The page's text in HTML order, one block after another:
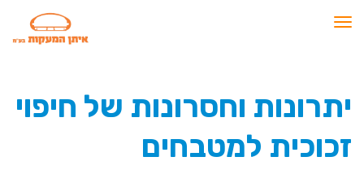
תפריט
יתרונות וחסרונות של חיפוי
זכוכית למטבחים